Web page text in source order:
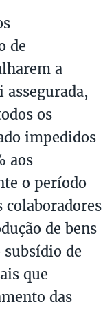
de
a
os
impedidos
aos
o período
colaboradores
de bens
de
que
das